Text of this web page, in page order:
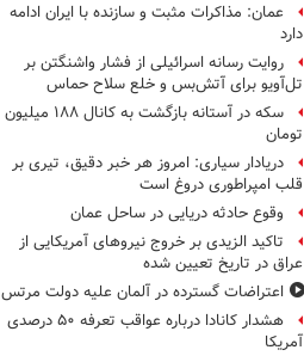
عمان: مذاکرات مثبت و سازنده با ایران ادامه
دارد
روایت رسانه اسرائیلی از فشار واشنگتن بر
تل‌آویو برای آتش‌بس و خلع سلاح حماس
سکه در آستانه بازگشت به کانال ۱۸۸ میلیون
تومان
دریادار سیاری: امروز هر خبر دقیق، تیری بر
قلب امپراطوری دروغ است
وقوع حادثه دریایی در ساحل عمان
تاکید الزیدی بر خروج نیروهای آمریکایی از
عراق در تاریخ تعیین شده
اعتراضات گسترده در آلمان علیه دولت مرتس
هشدار کانادا درباره عواقب تعرفه ۵۰ درصدی
آمریکا